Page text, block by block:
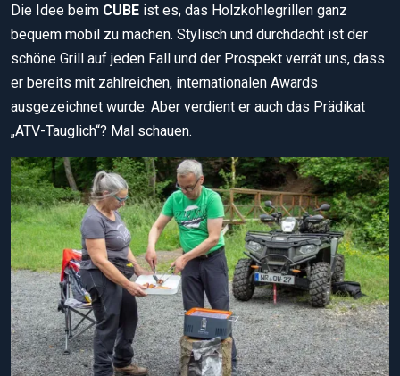
Die Idee beim CUBE ist es, das Holzkohlegrillen ganz
bequem mobil zu machen. Stylisch und durchdacht ist der
schöne Grill auf jeden Fall und der Prospekt verrät uns, dass
er bereits mit zahlreichen, internationalen Awards
ausgezeichnet wurde. Aber verdient er auch das Prädikat
„ATV-Tauglich“? Mal schauen.